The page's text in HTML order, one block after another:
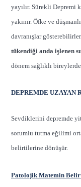
yayılır. Sürekli Depremi
yakınır. Öfke ve
davranışlar
tükendiği anda işlenen
dönem sağlıklı
DEPREMDE UZAYAN
Sevdiklerini depremde
sorumlu tutma eğilimi
belirtilerine dönüşür.
Patolojik Matemin